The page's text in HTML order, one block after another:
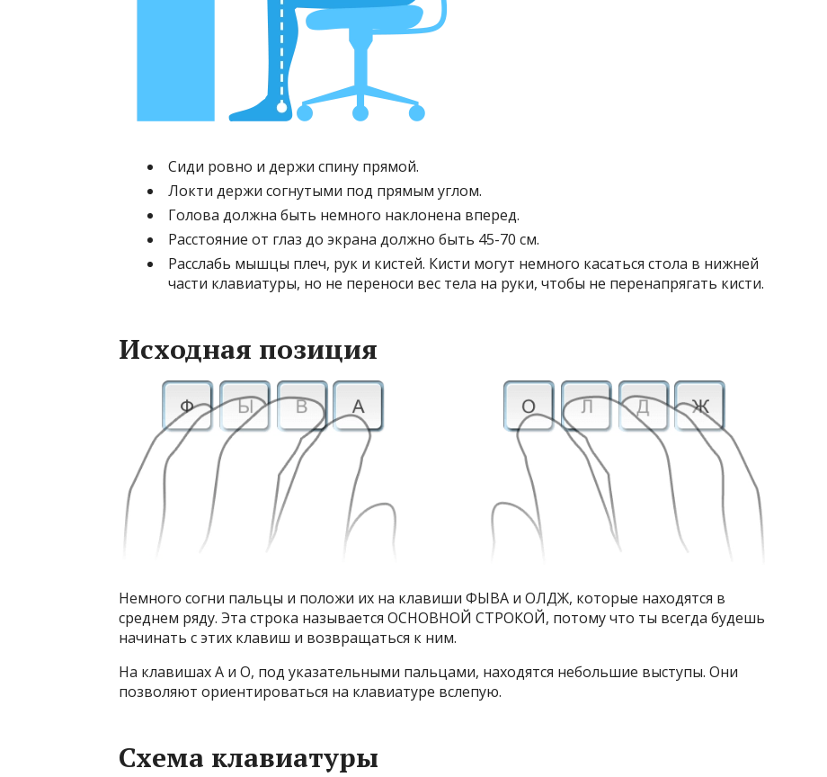
Сиди ровно и держи спину прямой.
Локти держи согнутыми под прямым углом.
Голова должна быть немного наклонена вперед.
Расстояние от глаз до экрана должно быть 45-70 см.
Расслабь мышцы плеч, рук и кистей. Кисти могут немного касаться стола в нижней
части клавиатуры, но не переноси вес тела на руки, чтобы не перенапрягать кисти.
Исходная позиция
Немного согни пальцы и положи их на клавиши ФЫВА и ОЛДЖ, которые находятся в
среднем ряду. Эта строка называется ОСНОВНОЙ СТРОКОЙ, потому что ты всегда будешь
начинать с этих клавиш и возвращаться к ним.
На клавишах А и О, под указательными пальцами, находятся небольшие выступы. Они
позволяют ориентироваться на клавиатуре вслепую.
Схема клавиатуры